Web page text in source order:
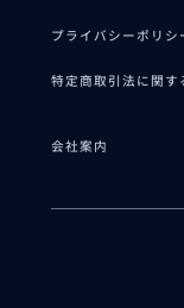
プライバシーポリシ
特定商取引法に関す
会社案内